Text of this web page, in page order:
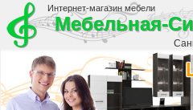
Интернет-магазин мебели
Мебельная-